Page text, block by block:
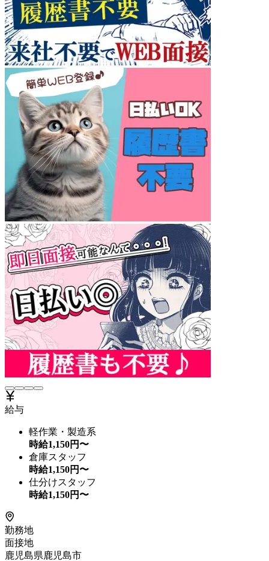
給与
軽作業・製造系
時給1,150円〜
倉庫スタッフ
時給1,150円〜
仕分けスタッフ
時給1,150円〜
勤務地
面接地
鹿児島県鹿児島市